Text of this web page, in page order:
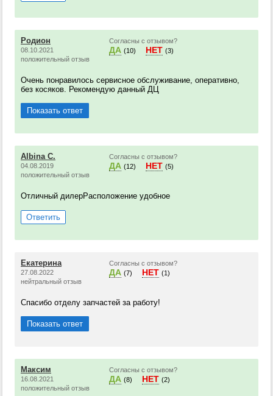
Родион
08.10.2021
положительный отзыв
Согласны с отзывом?
ДА (10) НЕТ (3)
Очень понравилось сервисное обслуживание, оперативно,
без косяков. Рекомендую данный ДЦ
Показать ответ
Albina C.
04.08.2019
положительный отзыв
Согласны с отзывом?
ДА (12) НЕТ (5)
Отличный дилерРасположение удобное
Ответить
Екатерина
27.08.2022
нейтральный отзыв
Согласны с отзывом?
ДА (7) НЕТ (1)
Спасибо отделу запчастей за работу!
Показать ответ
Максим
16.08.2021
положительный отзыв
Согласны с отзывом?
ДА (8) НЕТ (2)